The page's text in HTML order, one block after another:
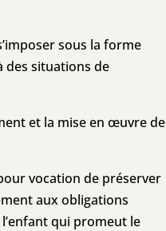
sous la forme
des situations de
et la mise en œuvre de
vocation de préserver
aux obligations
qui promeut le